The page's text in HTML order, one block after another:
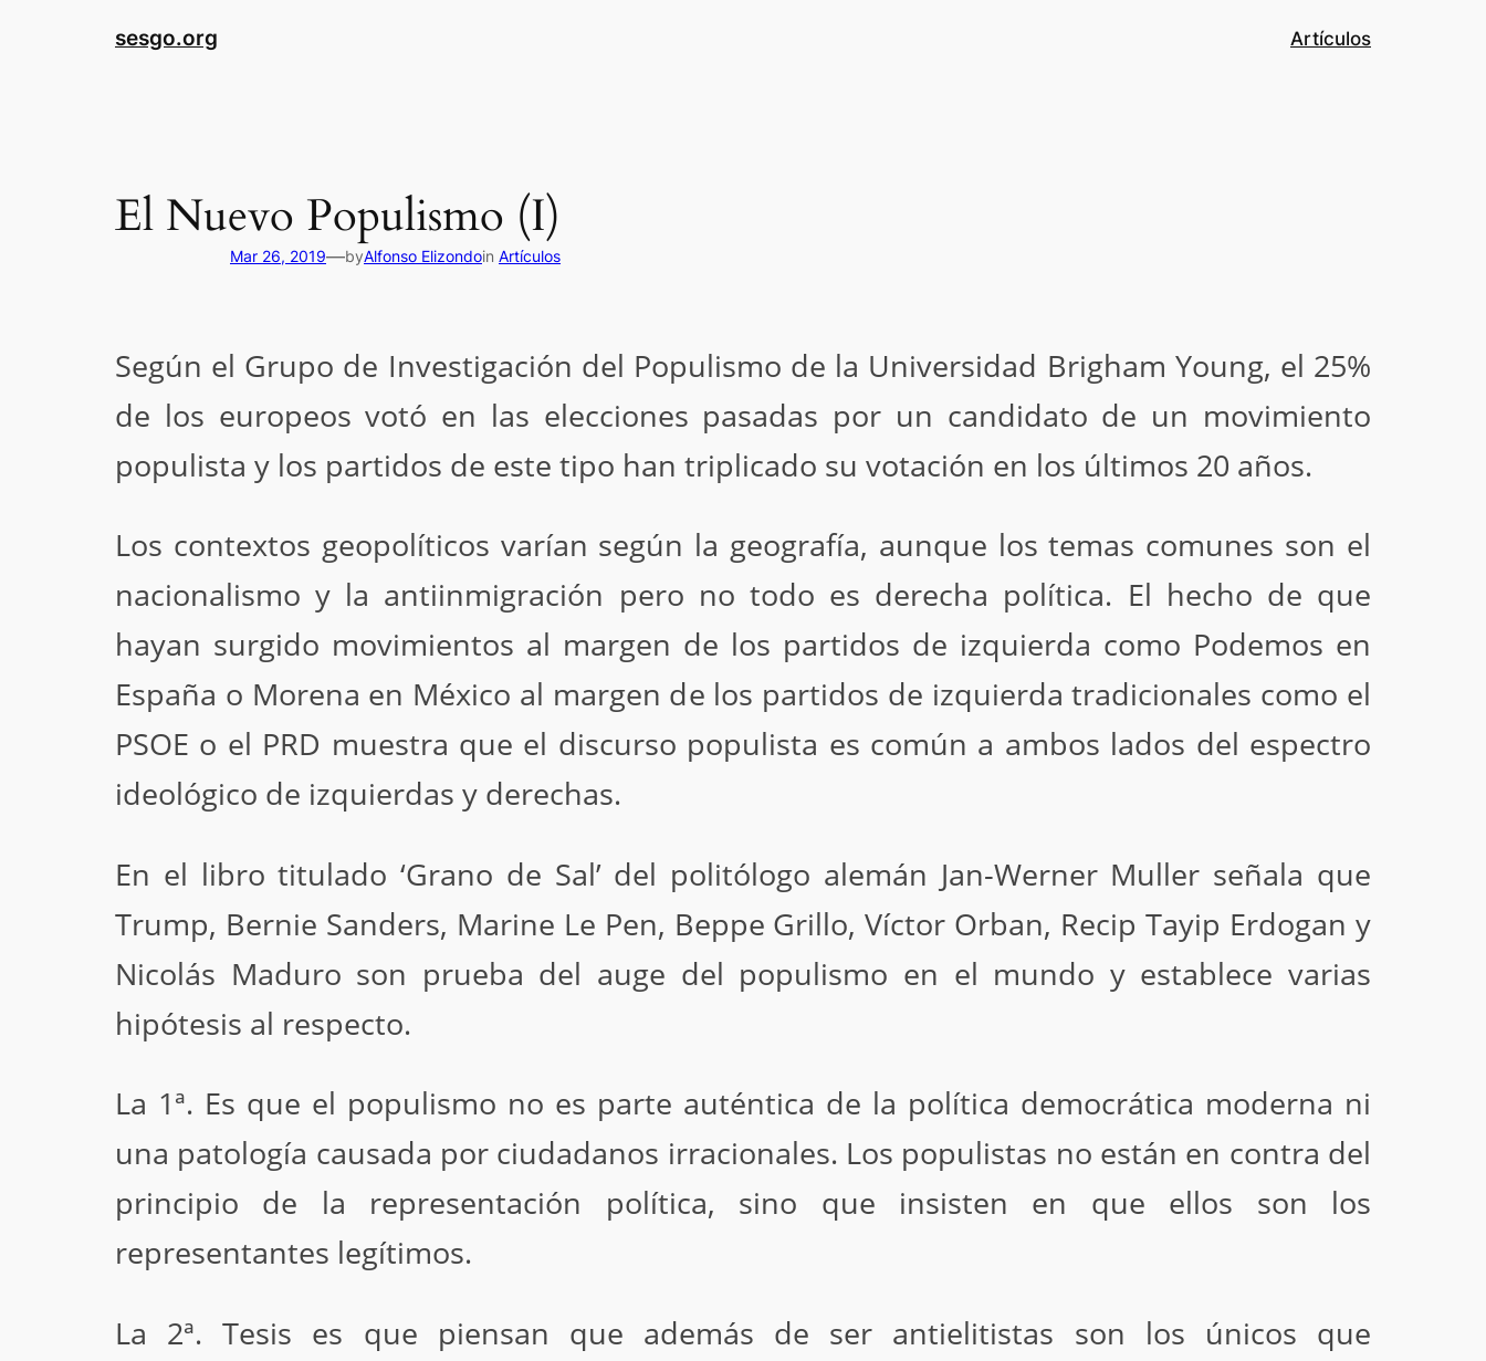
sesgo.org Artículos
El Nuevo Populismo (I)
Mar 26, 2019—byAlfonso Elizondoin Artículos
Según el Grupo de Investigación del Populismo de la Universidad Brigham Young, el 25%
de los europeos votó en las elecciones pasadas por un candidato de un movimiento
populista y los partidos de este tipo han triplicado su votación en los últimos 20 años.
Los contextos geopolíticos varían según la geografía, aunque los temas comunes son el
nacionalismo y la antiinmigración pero no todo es derecha política. El hecho de que
hayan surgido movimientos al margen de los partidos de izquierda como Podemos en
España o Morena en México al margen de los partidos de izquierda tradicionales como el
PSOE o el PRD muestra que el discurso populista es común a ambos lados del espectro
ideológico de izquierdas y derechas.
En el libro titulado ‘Grano de Sal’ del politólogo alemán Jan-Werner Muller señala que
Trump, Bernie Sanders, Marine Le Pen, Beppe Grillo, Víctor Orban, Recip Tayip Erdogan y
Nicolás Maduro son prueba del auge del populismo en el mundo y establece varias
hipótesis al respecto.
La 1ª. Es que el populismo no es parte auténtica de la política democrática moderna ni
una patología causada por ciudadanos irracionales. Los populistas no están en contra del
principio de la representación política, sino que insisten en que ellos son los
representantes legítimos.
La 2ª. Tesis es que piensan que además de ser antielitistas son los únicos que